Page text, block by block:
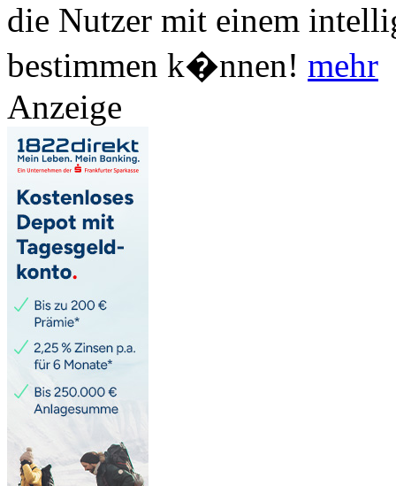
die Nutzer mit einem
bestimmen k�nnen! mehr
Anzeige